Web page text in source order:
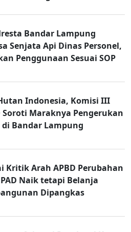
Bandar Lampung
Senjata Api Dinas Personel,
Penggunaan Sesuai SOP
Indonesia, Komisi III
Soroti Maraknya Pengerukan
Bandar Lampung
Kritik Arah APBD Perubahan
Naik tetapi Belanja
Dipangkas